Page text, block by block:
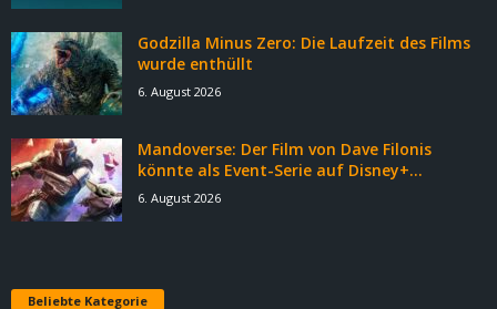
Godzilla Minus Zero: Die Laufzeit des Films
wurde enthüllt
6. August 2026
Mandoverse: Der Film von Dave Filonis
könnte als Event-Serie auf Disney+...
6. August 2026
Beliebte Kategorie